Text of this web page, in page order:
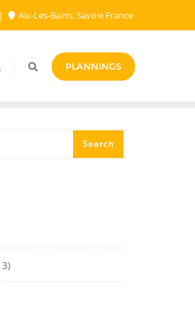
Aix-Les-Bains, Savoie France
PLANNINGS